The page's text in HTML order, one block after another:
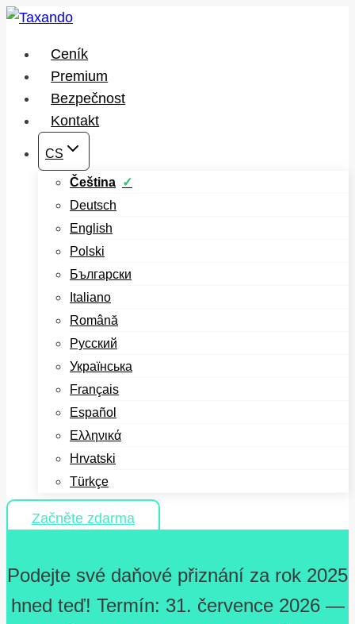
Přeskočit
obsah
Ceník
Premium
Bezpečnost
Kontakt
CS
Čeština
Deutsch
English
Polski
Български
Italiano
Română
Русский
Українська
Français
Español
Ελληνικά
Hrvatski
Türkçe
Začněte zdarma
Podejte své daňové přiznání za rok 2025
hned teď! Termín: 31. července 2026 —